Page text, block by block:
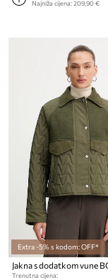
Najniža cijena:209,90 €
Extra -5% s kodom: OFF*
Trenutna cijena: